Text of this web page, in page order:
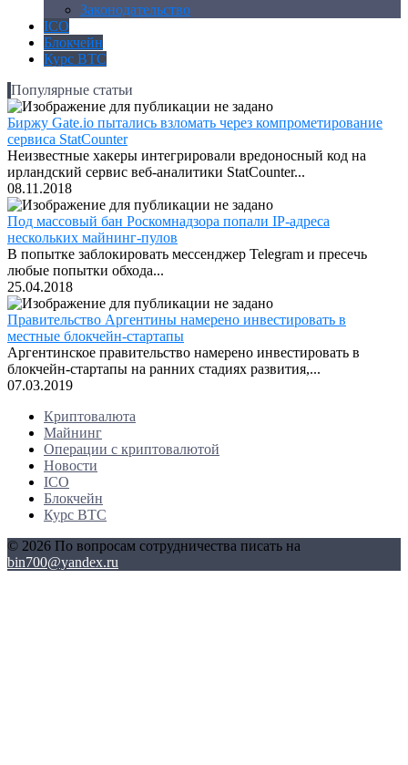
Законодательство
ICO
Блокчейн
Курс BTC
Популярные статьи
Биржу Gate.io пытались взломать через компрометирование
сервиса StatCounter
Неизвестные хакеры интегрировали вредоносный код на
ирландский сервис веб-аналитики StatCounter...
08.11.2018
Под массовый бан Роскомнадзора попали IP-адреса
нескольких майнинг-пулов
В попытке заблокировать мессенджер Telegram и пресечь
любые попытки обхода...
25.04.2018
Правительство Аргентины намерено инвестировать в
местные блокчейн-стартапы
Аргентинское правительство намерено инвестировать в
блокчейн-стартапы на ранних стадиях развития,...
07.03.2019
Криптовалюта
Майнинг
Операции с криптовалютой
Новости
ICO
Блокчейн
Курс BTC
© 2026 По вопросам сотрудничества писать на
bin700@yandex.ru